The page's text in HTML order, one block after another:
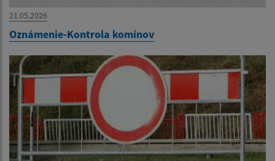
21.05.2026
Oznámenie-Kontrola komínov